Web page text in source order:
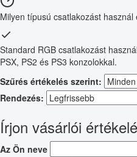
Milyen típusú csatlakozást használ
Standard RGB csatlakozást
PSX, PS2 és PS3 konzolokkal.
Szűrés értékelés szerint:
Rendezés:
Írjon vásárlói
Az Ön neve